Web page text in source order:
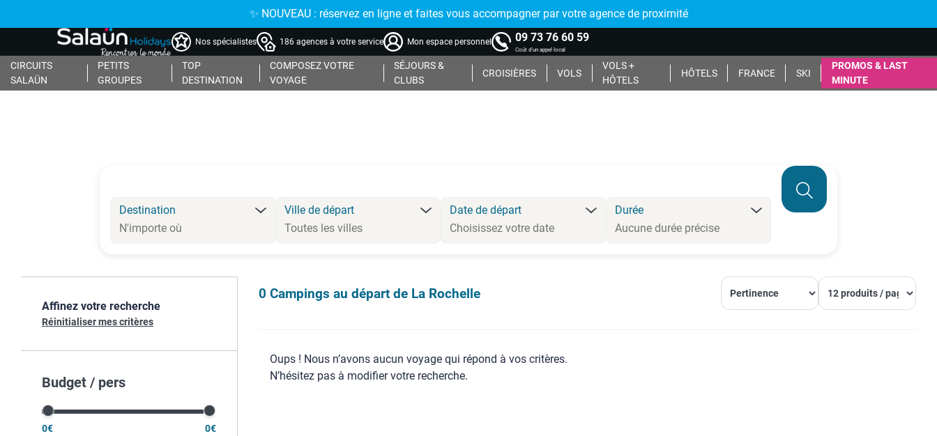
✨ NOUVEAU : réservez en ligne et faites vous accompagner par votre agence de proximité
Nos spécialistes 186 agences à votre service Mon espace personnel 09 73 76 60 59
Coût d'un appel local
CIRCUITS
SALAÜN
PETITS
GROUPES
TOP
DESTINATION
COMPOSEZ VOTRE
VOYAGE
SÉJOURS &
CLUBS
CROISIÈRES VOLS
VOLS +
HÔTELS
HÔTELS FRANCE SKI
PROMOS & LAST
MINUTE
Destination Ville de départ Date de départ Durée
Affinez votre recherche
Réinitialiser mes critères
Budget / pers
0€ 0€
0 Campings au départ de La Rochelle
Oups ! Nous n’avons aucun voyage qui répond à vos critères.
N’hésitez pas à modifier votre recherche.